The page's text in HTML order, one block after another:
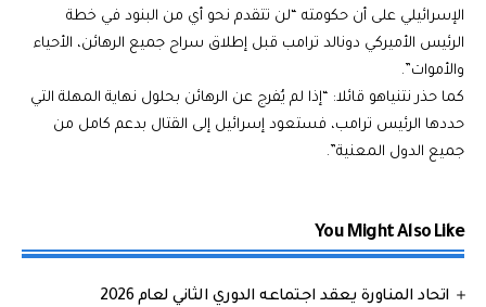
الإسرائيلي على أن حكومته “لن تتقدم نحو أي من البنود في خطة
الرئيس الأميركي دونالد ترامب قبل إطلاق سراح جميع الرهائن، الأحياء
والأموات”.
كما حذر نتنياهو قائلا: “إذا لم يُفرج عن الرهائن بحلول نهاية المهلة التي
حددها الرئيس ترامب، فستعود إسرائيل إلى القتال بدعم كامل من
جميع الدول المعنية”.
You Might Also Like
اتحاد المناورة يعقد اجتماعه الدوري الثاني لعام 2026